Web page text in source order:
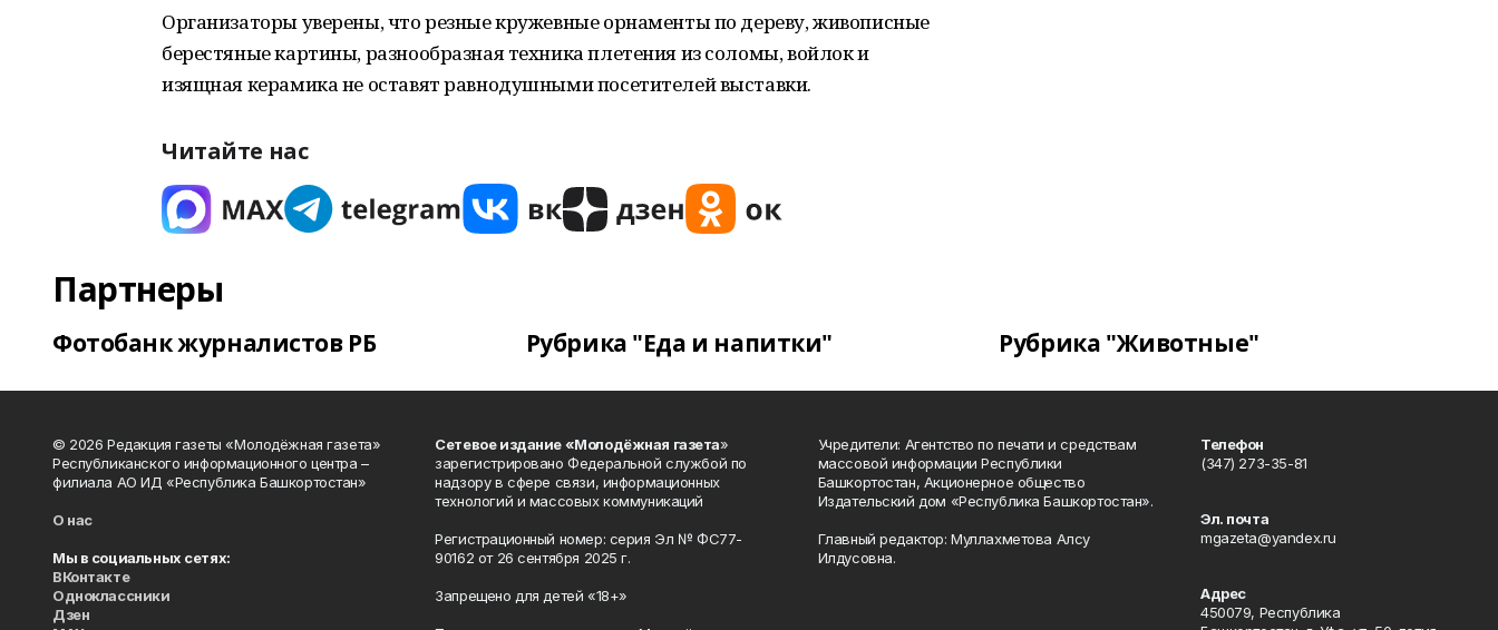
Организаторы уверены, что резные кружевные орнаменты по дереву, живописные
берестяные картины, разнообразная техника плетения из соломы, войлок и
изящная керамика не оставят равнодушными посетителей выставки.
Читайте нас
Партнеры
Фотобанк журналистов РБ Рубрика "Еда и напитки" Рубрика "Животные"
© 2026 Редакция газеты «Молодёжная газета»
Республиканского информационного центра –
филиала АО ИД «Республика Башкортостан»
О нас
Мы в социальных сетях:
ВКонтакте
Одноклассники
Дзен
Сетевое издание «Молодёжная газета»
зарегистрировано Федеральной службой по
надзору в сфере связи, информационных
технологий и массовых коммуникаций
Регистрационный номер: серия Эл № ФС77-
90162 от 26 сентября 2025 г.
Запрещено для детей «18+»
Учредители: Агентство по печати и средствам
массовой информации Республики
Башкортостан, Акционерное общество
Издательский дом «Республика Башкортостан».
Главный редактор: Муллахметова Алсу
Илдусовна.
Телефон
(347) 273-35-81
Эл. почта
mgazeta@yandex.ru
Адрес
450079, Республика